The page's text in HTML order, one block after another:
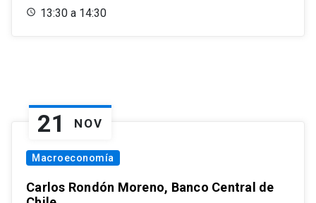
13:30 a 14:30
21 NOV
Macroeconomía
Carlos Rondón Moreno, Banco Central de